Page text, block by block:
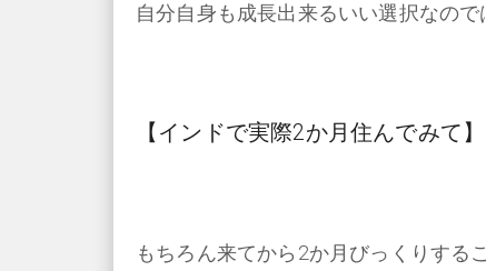
自分自身も成長出来るいい選択なの
【インドで実際2か月住んでみて】
もちろん来てから2か月びっくりする